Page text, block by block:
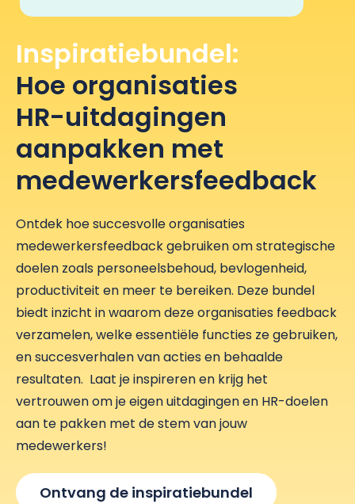
Inspiratiebundel:
Hoe organisaties
HR-uitdagingen
aanpakken met
medewerkersfeedback
Ontdek hoe succesvolle organisaties
medewerkersfeedback gebruiken om strategische
doelen zoals personeelsbehoud, bevlogenheid,
productiviteit en meer te bereiken. Deze bundel
biedt inzicht in waarom deze organisaties feedback
verzamelen, welke essentiële functies ze gebruiken,
en succesverhalen van acties en behaalde
resultaten. Laat je inspireren en krijg het
vertrouwen om je eigen uitdagingen en HR-doelen
aan te pakken met de stem van jouw
medewerkers!
Ontvang de inspiratiebundel